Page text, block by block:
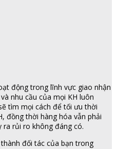
động trong lĩnh vực giao nhận
nhu cầu của mọi KH luôn
tìm mọi cách để tối ưu thời
đồng thời hàng hóa vẫn phải
ra rủi ro không đáng có.
đối tác của bạn trong